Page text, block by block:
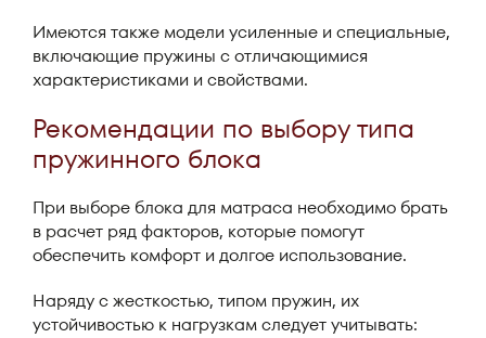
Имеются также модели усиленные и специальные,
включающие пружины с отличающимися
характеристиками и свойствами.
Рекомендации по выбору типа
пружинного блока
При выборе блока для матраса необходимо брать
в расчет ряд факторов, которые помогут
обеспечить комфорт и долгое использование.
Наряду с жесткостью, типом пружин, их
устойчивостью к нагрузкам следует учитывать: